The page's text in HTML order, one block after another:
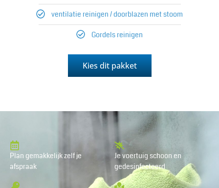
ventilatie reinigen / doorblazen met stoom
Gordels reinigen
Kies dit pakket
Plan gemakkelijk zelf je
afspraak
Je voertuig schoon en
gedesinfecteerd